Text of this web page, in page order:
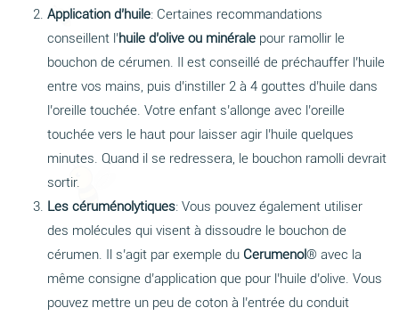
Application d’huile: Certaines recommandations
conseillent l’huile d’olive ou minérale pour ramollir le
bouchon de cérumen. Il est conseillé de préchauffer l’huile
entre vos mains, puis d’instiller 2 à 4 gouttes d’huile dans
l’oreille touchée. Votre enfant s’allonge avec l’oreille
touchée vers le haut pour laisser agir l’huile quelques
minutes. Quand il se redressera, le bouchon ramolli devrait
sortir.
Les céruménolytiques: Vous pouvez également utiliser
des molécules qui visent à dissoudre le bouchon de
cérumen. Il s’agit par exemple du Cerumenol® avec la
même consigne d’application que pour l’huile d’olive. Vous
pouvez mettre un peu de coton à l’entrée du conduit